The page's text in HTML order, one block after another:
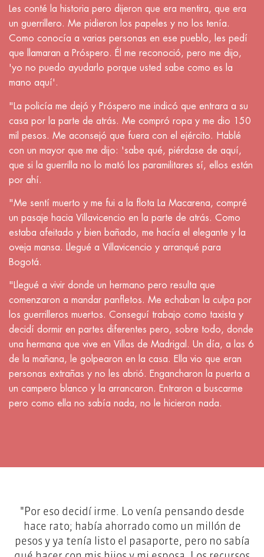
Les conté la historia pero dijeron que era mentira, que era
un guerrillero. Me pidieron los papeles y no los tenía.
Como conocía a varias personas en ese pueblo, les pedí
que llamaran a Próspero. Él me reconoció, pero me dijo,
'yo no puedo ayudarlo porque usted sabe como es la
mano aquí'.
"La policía me dejó y Próspero me indicó que entrara a su
casa por la parte de atrás. Me compró ropa y me dio 150
mil pesos. Me aconsejó que fuera con el ejército. Hablé
con un mayor que me dijo: 'sabe qué, piérdase de aquí,
que si la guerrilla no lo mató los paramilitares sí, ellos están
por ahí.
"Me sentí muerto y me fui a la flota La Macarena, compré
un pasaje hacia Villavicencio en la parte de atrás. Como
estaba afeitado y bien bañado, me hacía el elegante y la
oveja mansa. Llegué a Villavicencio y arranqué para
Bogotá.
"Llegué a vivir donde un hermano pero resulta que
comenzaron a mandar panfletos. Me echaban la culpa por
los guerrilleros muertos. Conseguí trabajo como taxista y
decidí dormir en partes diferentes pero, sobre todo, donde
una hermana que vive en Villas de Madrigal. Un día, a las 6
de la mañana, le golpearon en la casa. Ella vio que eran
personas extrañas y no les abrió. Engancharon la puerta a
un campero blanco y la arrancaron. Entraron a buscarme
pero como ella no sabía nada, no le hicieron nada.
"Por eso decidí irme. Lo venía pensando desde
hace rato; había ahorrado como un millón de
pesos y ya tenía listo el pasaporte, pero no sabía